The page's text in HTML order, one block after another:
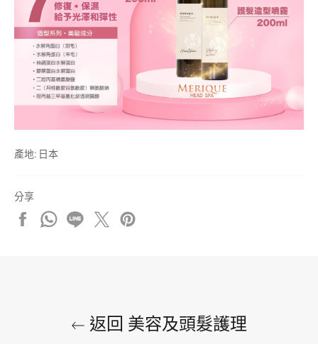
產地: 日本
分享
分
分
返回 美容及頭髮護理